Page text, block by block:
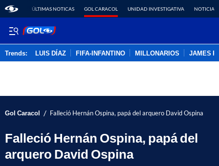
ÚLTIMAS NOTICAS GOL CARACOL UNIDAD INVESTIGATIVA NOTICIAS
Trends: LUIS DÍAZ FIFA-INFANTINO MILLONARIOS JAMES
Gol Caracol / Falleció Hernán Ospina, papá del arquero David Ospina
Falleció Hernán Ospina, papá del
arquero David Ospina